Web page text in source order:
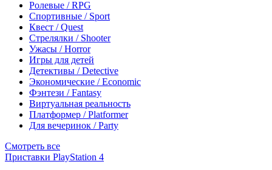
Ролевые / RPG
Спортивные / Sport
Квест / Quest
Стрелялки / Shooter
Ужасы / Horror
Игры для детей
Детективы / Detective
Экономические / Economic
Фэнтези / Fantasy
Виртуальная реальность
Платформер / Platformer
Для вечеринок / Party
Смотреть все
Приставки PlayStation 4